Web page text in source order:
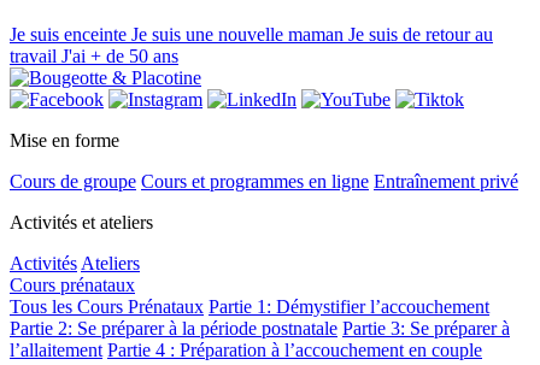
Je suis enceinte Je suis une nouvelle maman Je suis de retour au
travail J'ai + de 50 ans
Mise en forme
Cours de groupe Cours et programmes en ligne Entraînement privé
Activités et ateliers
Activités Ateliers
Cours prénataux
Tous les Cours Prénataux Partie 1: Démystifier l’accouchement
Partie 2: Se préparer à la période postnatale Partie 3: Se préparer à
l’allaitement Partie 4 : Préparation à l’accouchement en couple